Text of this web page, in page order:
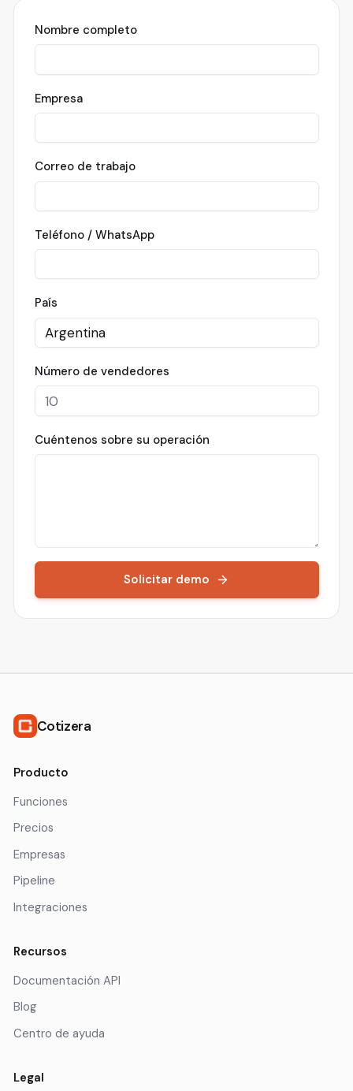
Nombre completo
Empresa
Correo de trabajo
Teléfono / WhatsApp
País
Número de vendedores
Cuéntenos sobre su operación
Solicitar demo
Cotizera
Producto
Funciones
Precios
Empresas
Pipeline
Integraciones
Recursos
Documentación API
Blog
Centro de ayuda
Legal